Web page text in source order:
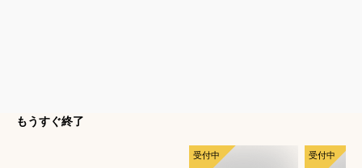
もうすぐ終了
受付中 受付中